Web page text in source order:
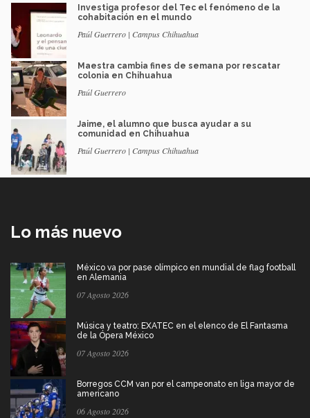
Investiga profesor del Tec el fenómeno de la
cohabitación en el mundo
Paúl Guerrero | Campus Chihuahua
Maestra cambia fines de semana por rescatar
colonia en Chihuahua
Paúl Guerrero
Jaime, el alumno que busca ayudar a su
comunidad en Chihuahua
Paúl Guerrero | Campus Chihuahua
Lo más nuevo
México va por pase olímpico en mundial de flag football
en Alemania
07 Agosto 2026
Música y teatro: EXATEC en el elenco de El Fantasma
de la Ópera México
07 Agosto 2026
Borregos CCM van por el campeonato en liga mayor de
americano
06 Agosto 2026